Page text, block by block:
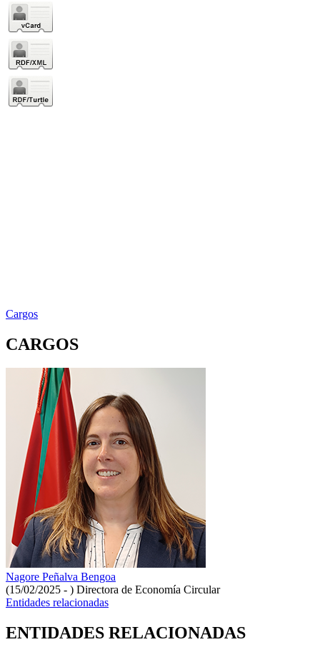
Cargos
CARGOS
Nagore Peñalva Bengoa
(15/02/2025 - ) Directora de Economía Circular
Entidades relacionadas
ENTIDADES RELACIONADAS